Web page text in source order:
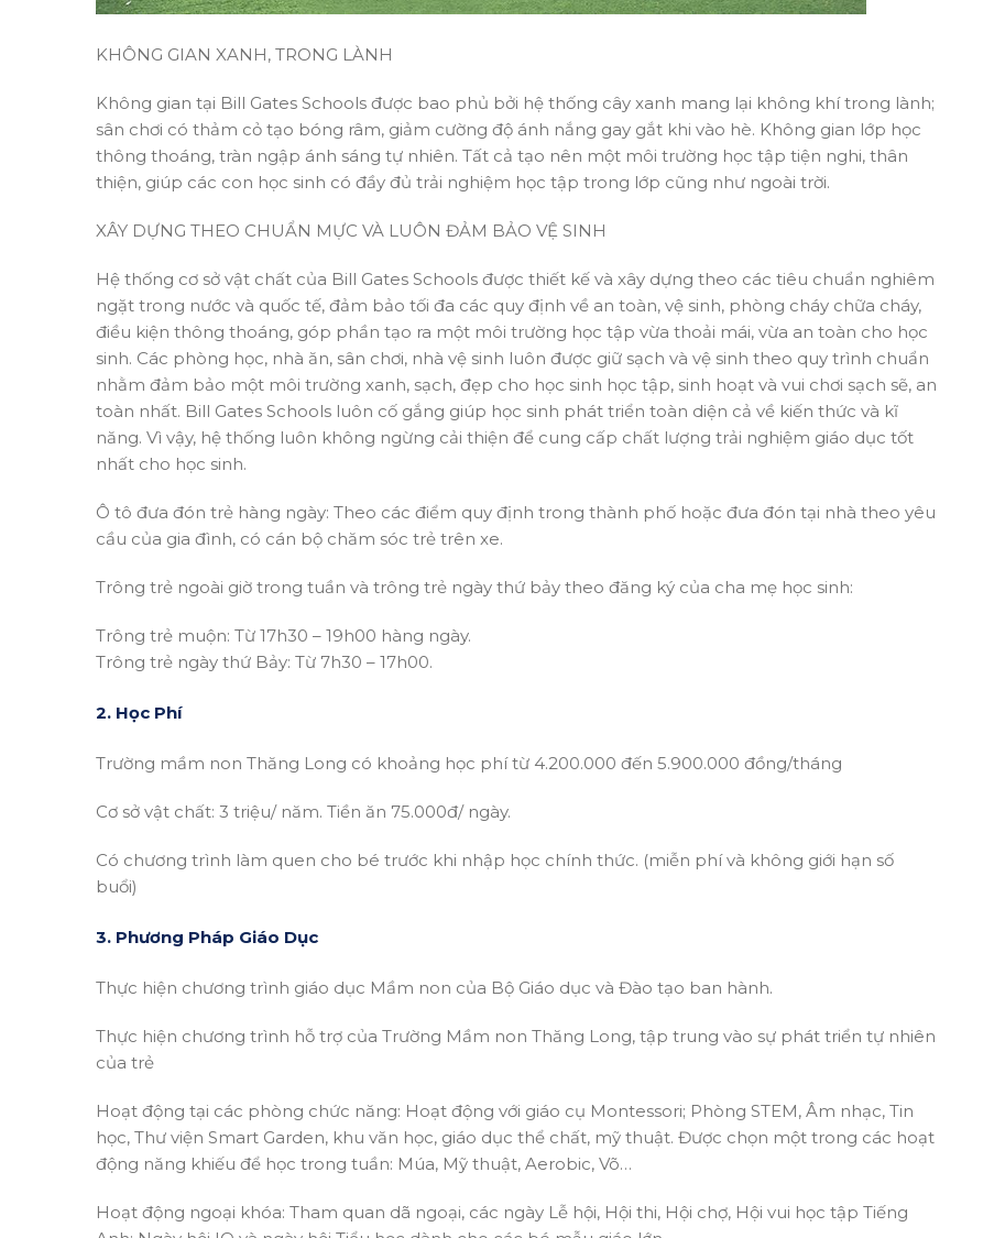
KHÔNG GIAN XANH, TRONG LÀNH
Không gian tại Bill Gates Schools được bao phủ bởi hệ thống cây xanh mang lại không khí trong lành;
sân chơi có thảm cỏ tạo bóng râm, giảm cường độ ánh nắng gay gắt khi vào hè. Không gian lớp học
thông thoáng, tràn ngập ánh sáng tự nhiên. Tất cả tạo nên một môi trường học tập tiện nghi, thân
thiện, giúp các con học sinh có đầy đủ trải nghiệm học tập trong lớp cũng như ngoài trời.
XÂY DỰNG THEO CHUẨN MỰC VÀ LUÔN ĐẢM BẢO VỆ SINH
Hệ thống cơ sở vật chất của Bill Gates Schools được thiết kế và xây dựng theo các tiêu chuẩn nghiêm
ngặt trong nước và quốc tế, đảm bảo tối đa các quy định về an toàn, vệ sinh, phòng cháy chữa cháy,
điều kiện thông thoáng, góp phần tạo ra một môi trường học tập vừa thoải mái, vừa an toàn cho học
sinh. Các phòng học, nhà ăn, sân chơi, nhà vệ sinh luôn được giữ sạch và vệ sinh theo quy trình chuẩn
nhằm đảm bảo một môi trường xanh, sạch, đẹp cho học sinh học tập, sinh hoạt và vui chơi sạch sẽ, an
toàn nhất. Bill Gates Schools luôn cố gắng giúp học sinh phát triển toàn diện cả về kiến thức và kĩ
năng. Vì vậy, hệ thống luôn không ngừng cải thiện để cung cấp chất lượng trải nghiệm giáo dục tốt
nhất cho học sinh.
Ô tô đư­a đón trẻ hàng ngày: Theo các điểm quy định trong thành phố hoặc đưa đón tại nhà theo yêu
cầu của gia đình, có cán bộ chăm sóc trẻ trên xe.
Trông trẻ ngoài giờ trong tuần và trông trẻ ngày thứ bảy theo đăng ký của cha mẹ học sinh:
Trông trẻ muộn: Từ 17h30 – 19h00 hàng ngày.
Trông trẻ ngày thứ Bảy: Từ 7h30 – 17h00.
2. Học Phí
Trường mầm non Thăng Long có khoảng học phí từ 4.200.000 đến 5.900.000 đồng/tháng
Cơ sở vật chất: 3 triệu/ năm. Tiền ăn 75.000đ/ ngày.
Có chương trình làm quen cho bé trước khi nhập học chính thức. (miễn phí và không giới hạn số
buổi)
3. Phương Pháp Giáo Dục
Thực hiện chương trình giáo dục Mầm non của Bộ Giáo dục và Đào tạo ban hành.
Thực hiện chương trình hỗ trợ của Trường Mầm non Thăng Long, tập trung vào sự phát triển tự nhiên
của trẻ
Hoạt động tại các phòng chức năng: Hoạt động với giáo cụ Montessori; Phòng STEM, Âm nhạc, Tin
học, Thư viện Smart Garden, khu văn học, giáo dục thể chất, mỹ thuật. Được chọn một trong các hoạt
động năng khiếu để học trong tuần: Múa, Mỹ thuật, Aerobic, Võ…
Hoạt động ngoại khóa: Tham quan dã ngoại, các ngày Lễ hội, Hội thi, Hội chợ, Hội vui học tập Tiếng